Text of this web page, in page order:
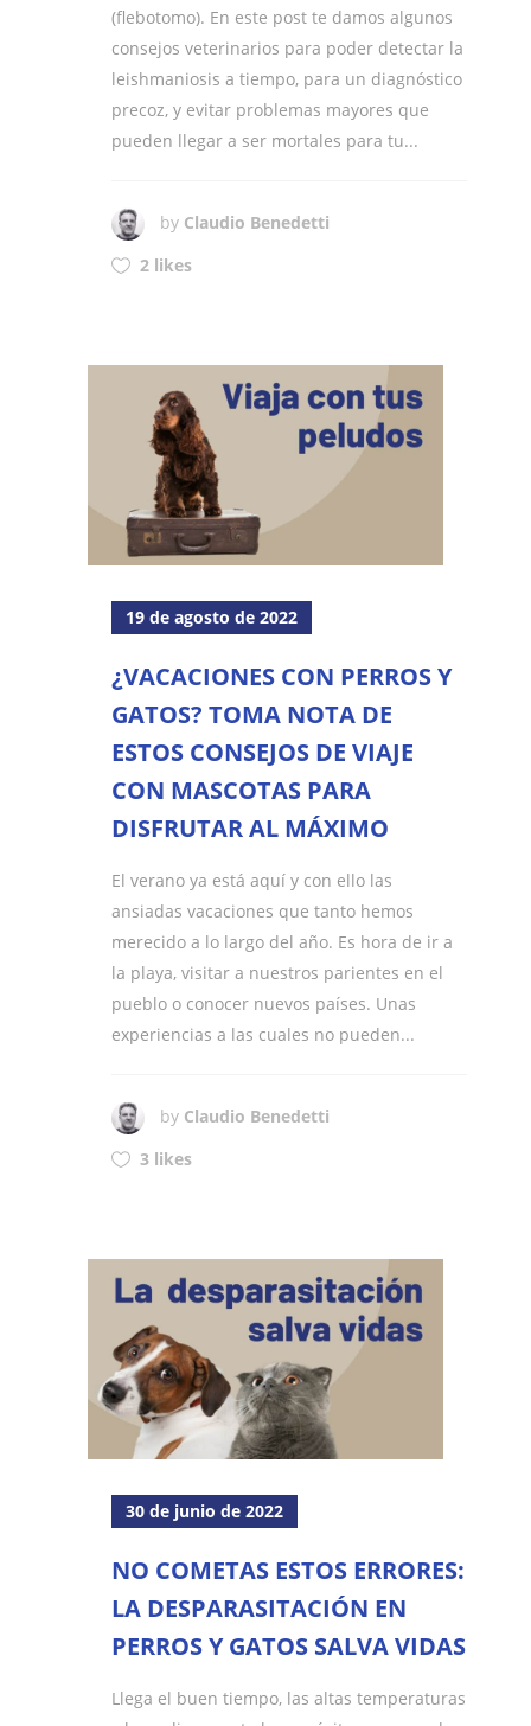
(flebotomo). En este post te damos algunos
consejos veterinarios para poder detectar la
leishmaniosis a tiempo, para un diagnóstico
precoz, y evitar problemas mayores que
pueden llegar a ser mortales para tu...
by Claudio Benedetti
2 likes
19 de agosto de 2022
¿VACACIONES CON PERROS Y
GATOS? TOMA NOTA DE
ESTOS CONSEJOS DE VIAJE
CON MASCOTAS PARA
DISFRUTAR AL MÁXIMO
El verano ya está aquí y con ello las
ansiadas vacaciones que tanto hemos
merecido a lo largo del año. Es hora de ir a
la playa, visitar a nuestros parientes en el
pueblo o conocer nuevos países. Unas
experiencias a las cuales no pueden...
by Claudio Benedetti
3 likes
30 de junio de 2022
NO COMETAS ESTOS ERRORES:
LA DESPARASITACIÓN EN
PERROS Y GATOS SALVA VIDAS
Llega el buen tiempo, las altas temperaturas